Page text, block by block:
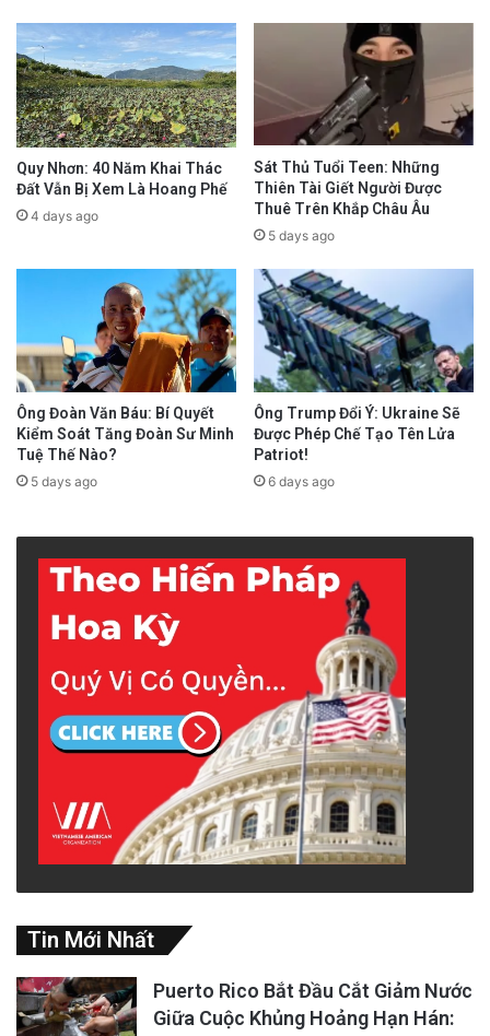
Quy Nhơn: 40 Năm Khai Thác
Đất Vẫn Bị Xem Là Hoang Phế
4 days ago
Sát Thủ Tuổi Teen: Những
Thiên Tài Giết Người Được
Thuê Trên Khắp Châu Âu
5 days ago
Ông Đoàn Văn Báu: Bí Quyết
Kiểm Soát Tăng Đoàn Sư Minh
Tuệ Thế Nào?
5 days ago
Ông Trump Đổi Ý: Ukraine Sẽ
Được Phép Chế Tạo Tên Lửa
Patriot!
6 days ago
Tin Mới Nhất
Puerto Rico Bắt Đầu Cắt Giảm Nước
Giữa Cuộc Khủng Hoảng Hạn Hán: